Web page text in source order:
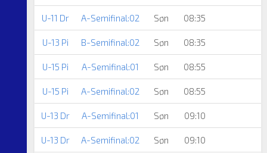
U-11 Dr A-Semifinal:02 Søn 08:35
U-13 Pi B-Semifinal:02 Søn 08:35
U-15 Pi A-Semifinal:01 Søn 08:55
U-15 Pi A-Semifinal:02 Søn 08:55
U-13 Dr A-Semifinal:01 Søn 09:10
U-13 Dr A-Semifinal:02 Søn 09:10